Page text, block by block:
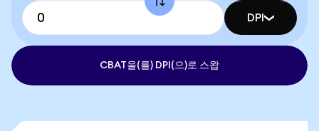
DPI
CBAT을(를) DPI(으)로 스왑